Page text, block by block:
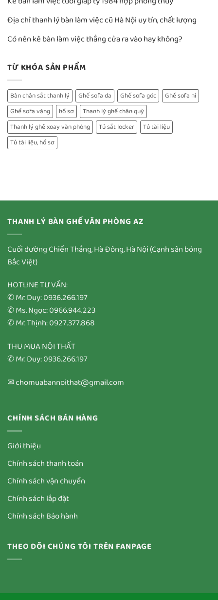
Địa chỉ thanh lý bàn làm việc cũ Hà Nội uy tín, chất lượng
Có nên kê bàn làm việc thẳng cửa ra vào hay không?
TỪ KHÓA SẢN PHẨM
Bàn chân sắt thanh lý Ghế sofa da Ghế sofa góc
Ghế sofa nỉ
Ghế sofa văng
hồ sơ
Thanh lý ghế chân quỳ
Thanh lý ghế xoay văn phòng
Tủ sắt locker
Tủ tài liệu
Tủ tài liệu, hồ sơ
THANH LÝ BÀN GHẾ VĂN PHÒNG AZ
Cuối đường Chiến Thắng, Hà Đông, Hà Nội (Cạnh sân bóng
Bắc Việt)
HOTLINE TƯ VẤN:
✆ Mr. Duy: 0936.266.197
✆ Ms. Ngọc: 0966.944.223
✆ Mr. Thịnh: 0927.377.868
THU MUA NỘI THẤT
✆ Mr. Duy: 0936.266.197
✉ chomuabannoithat@gmail.com
CHÍNH SÁCH BÁN HÀNG
Giới thiệu
Chính sách thanh toán
Chính sách vận chuyển
Chính sách lắp đặt
Chính sách Bảo hành
THEO DÕI CHÚNG TÔI TRÊN FANPAGE